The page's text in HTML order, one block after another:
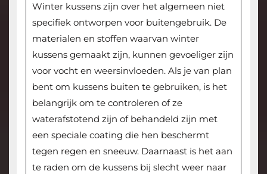
Winter kussens zijn over het algemeen niet
specifiek ontworpen voor buitengebruik. De
materialen en stoffen waarvan winter
kussens gemaakt zijn, kunnen gevoeliger zijn
voor vocht en weersinvloeden. Als je van plan
bent om kussens buiten te gebruiken, is het
belangrijk om te controleren of ze
waterafstotend zijn of behandeld zijn met
een speciale coating die hen beschermt
tegen regen en sneeuw. Daarnaast is het aan
te raden om de kussens bij slecht weer naar